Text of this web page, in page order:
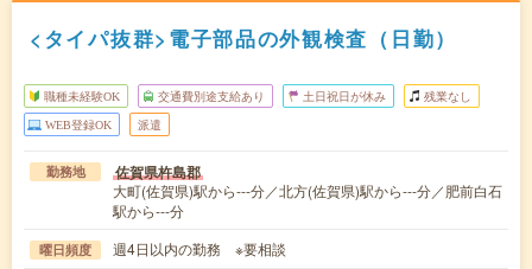
<タイパ抜群>電子部品の外観検査（日勤）
職種未経験OK 交通費別途支給あり 土日祝日が休み 残業なし
WEB登録OK 派遣
勤務地 佐賀県杵島郡
大町(佐賀県)駅から---分／北方(佐賀県)駅から---分／肥前白石
駅から---分
曜日頻度 週4日以内の勤務 ※要相談